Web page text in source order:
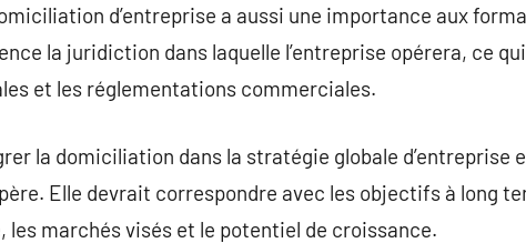
d’entreprise a aussi une importance aux
la juridiction dans laquelle l’entreprise opérera, ce
et les réglementations commerciales.
la domiciliation dans la stratégie globale d’entreprise
Elle devrait correspondre avec les objectifs à long
les marchés visés et le potentiel de croissance.